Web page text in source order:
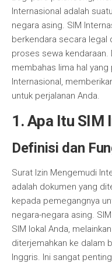
Internasional adalah
negara asing. SIM
berkendara secara legal
proses sewa kendaraan.
membahas lima hal
Internasional,
untuk perjalanan Anda.
1. Apa Itu SIM
Definisi dan
Surat Izin Mengemudi
adalah dokumen yang
kepada pemegangnya
negara-negara asing.
SIM lokal Anda,
diterjemahkan ke dalam
Inggris. Ini sangat